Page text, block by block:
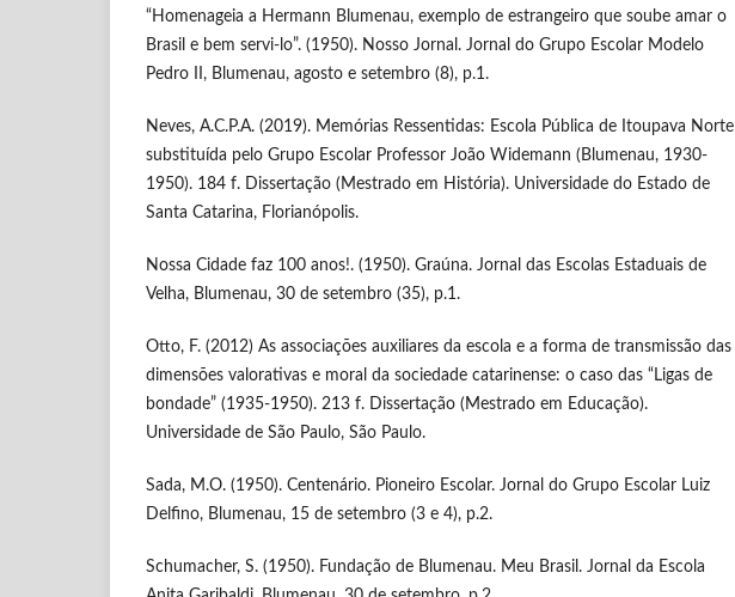
“Homenageia a Hermann Blumenau, exemplo de estrangeiro que soube amar o
Brasil e bem servi-lo”. (1950). Nosso Jornal. Jornal do Grupo Escolar Modelo
Pedro II, Blumenau, agosto e setembro (8), p.1.
Neves, A.C.P.A. (2019). Memórias Ressentidas: Escola Pública de Itoupava Norte
substituída pelo Grupo Escolar Professor João Widemann (Blumenau, 1930-
1950). 184 f. Dissertação (Mestrado em História). Universidade do Estado de
Santa Catarina, Florianópolis.
Nossa Cidade faz 100 anos!. (1950). Graúna. Jornal das Escolas Estaduais de
Velha, Blumenau, 30 de setembro (35), p.1.
Otto, F. (2012) As associações auxiliares da escola e a forma de transmissão das
dimensões valorativas e moral da sociedade catarinense: o caso das “Ligas de
bondade” (1935‐1950). 213 f. Dissertação (Mestrado em Educação).
Universidade de São Paulo, São Paulo.
Sada, M.O. (1950). Centenário. Pioneiro Escolar. Jornal do Grupo Escolar Luiz
Delfino, Blumenau, 15 de setembro (3 e 4), p.2.
Schumacher, S. (1950). Fundação de Blumenau. Meu Brasil. Jornal da Escola